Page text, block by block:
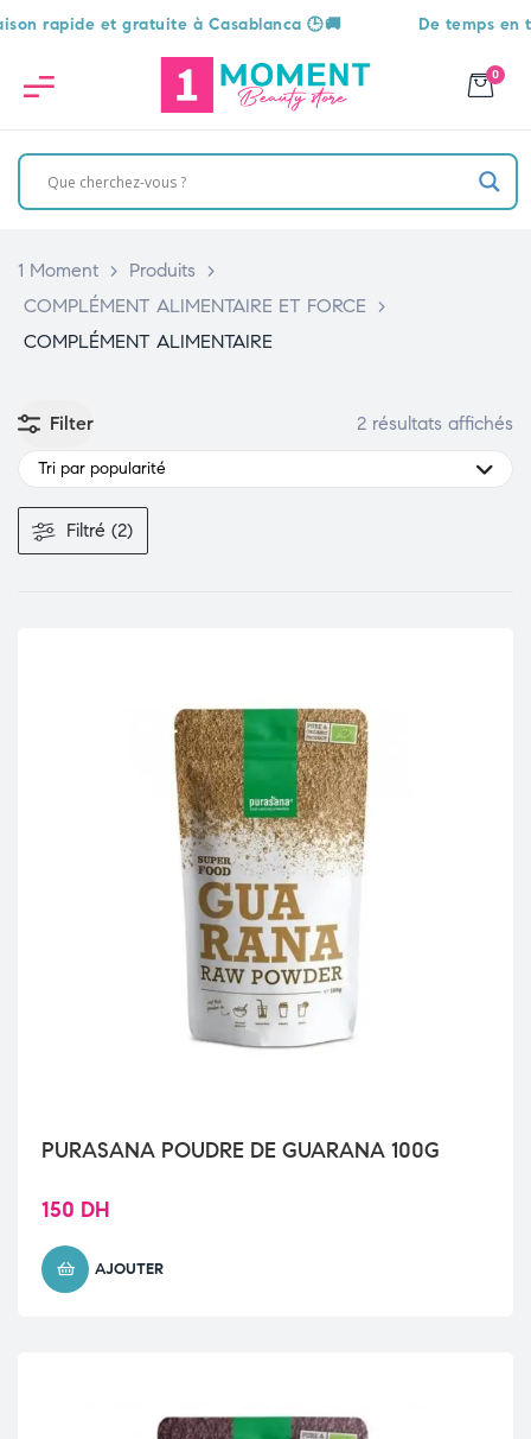
et gratuite à Casablanca 🕒🚚 De temps en
0
1 Moment > Produits
>
COMPLÉMENT ALIMENTAIRE ET FORCE
>
COMPLÉMENT ALIMENTAIRE
Filter 2 résultats affichés
Tri par popularité
Filtré (2)
PURASANA POUDRE DE GUARANA 100G
150 DH
AJOUTER